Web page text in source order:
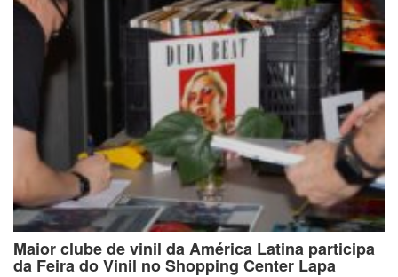
Maior clube de vinil da América Latina participa
da Feira do Vinil no Shopping Center Lapa